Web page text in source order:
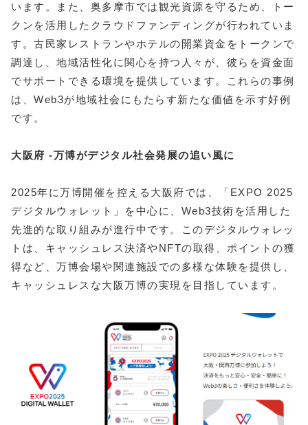
います。また、奥多摩市では観光資源を守るため、トー
クンを活用したクラウドファンディングが行われていま
す。古民家レストランやホテルの開業資金をトークンで
調達し、地域活性化に関心を持つ人々が、彼らを資金面
でサポートできる環境を提供しています。これらの事例
は、Web3が地域社会にもたらす新たな価値を示す好例
です。
大阪府 -万博がデジタル社会発展の追い風に
2025年に万博開催を控える大阪府では、「EXPO 2025
デジタルウォレット」を中心に、Web3技術を活用した
先進的な取り組みが進行中です。このデジタルウォレッ
トは、キャッシュレス決済やNFTの取得、ポイントの獲
得など、万博会場や関連施設での多様な体験を提供し、
キャッシュレスな大阪万博の実現を目指しています。